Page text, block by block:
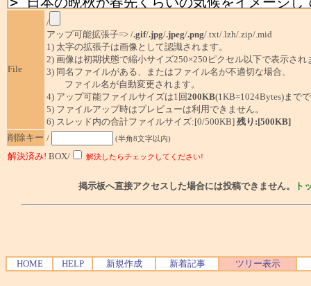
File
/
アップ可能拡張子=> /.gif/.jpg/.jpeg/.png/.txt/.lzh/.zip/.mid
1) 太字の拡張子は画像として認識されます。
2) 画像は初期状態で縮小サイズ250×250ピクセル以下で表示され
3) 同名ファイルがある、またはファイル名が不適切な場合、
ファイル名が自動変更されます。
4) アップ可能ファイルサイズは1回200KB(1KB=1024Bytes)まで
5) ファイルアップ時はプレビューは利用できません。
6) スレッド内の合計ファイルサイズ:[0/500KB] 残り:[500KB]
削除キー / (半角8文字以内)
解決済み! BOX/ 解決したらチェックしてください!
掲示板へ直接アクセスした場合には投稿できません。 ト
HOME HELP 新規作成 新着記事 ツリー表示